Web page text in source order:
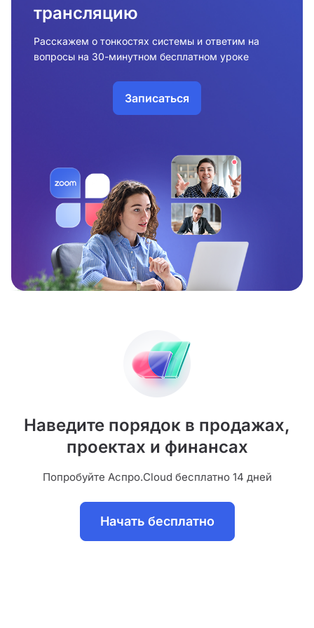
трансляцию
Расскажем о тонкостях системы и ответим на
вопросы на 30-минутном бесплатном уроке
Записаться
Наведите порядок в продажах,
проектах и финансах
Попробуйте Аспро.Cloud бесплатно 14 дней
Начать бесплатно